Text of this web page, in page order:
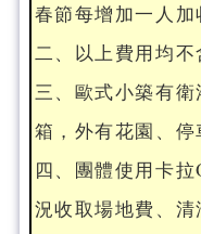
春節每增加一人加
二、以上費用均不
三、歐式小築有
箱，外有花園、停
四、團體使用卡
況收取場地費、